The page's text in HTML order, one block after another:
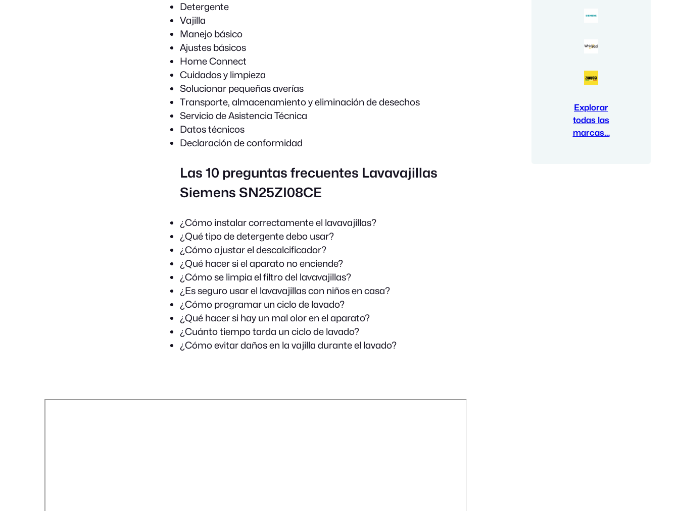
Detergente
Vajilla
Manejo básico
Ajustes básicos
Home Connect
Cuidados y limpieza
Solucionar pequeñas averías
Transporte, almacenamiento y eliminación de desechos
Servicio de Asistencia Técnica
Datos técnicos
Declaración de conformidad
Las 10 preguntas frecuentes Lavavajillas
Siemens SN25ZI08CE
¿Cómo instalar correctamente el lavavajillas?
¿Qué tipo de detergente debo usar?
¿Cómo ajustar el descalcificador?
¿Qué hacer si el aparato no enciende?
¿Cómo se limpia el filtro del lavavajillas?
¿Es seguro usar el lavavajillas con niños en casa?
¿Cómo programar un ciclo de lavado?
¿Qué hacer si hay un mal olor en el aparato?
¿Cuánto tiempo tarda un ciclo de lavado?
¿Cómo evitar daños en la vajilla durante el lavado?
Explorar
todas las
marcas…